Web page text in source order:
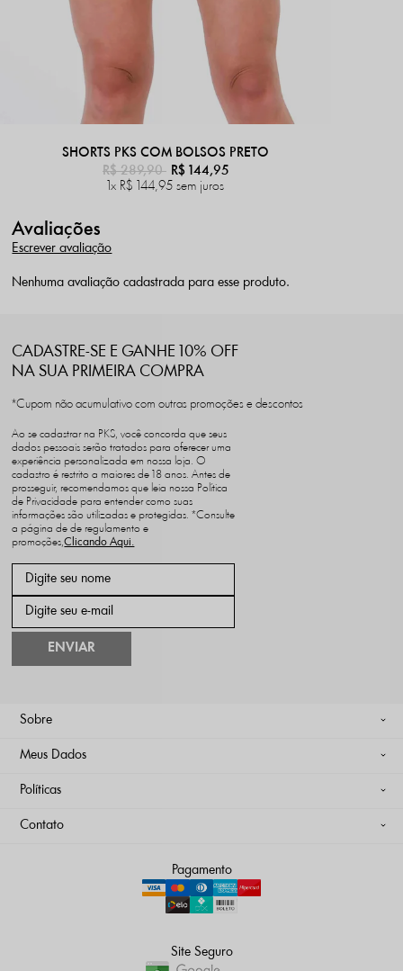
SHORTS PKS COM BOLSOS PRETO
R$ 289,90 R$ 144,95
1x R$ 144,95 sem juros
Avaliações
Escrever avaliação
Nenhuma avaliação cadastrada para esse produto.
CADASTRE-SE E GANHE 10% OFF
NA SUA PRIMEIRA COMPRA
*Cupom não acumulativo com outras promoções e descontos
ENVIAR
Ao se cadastrar na PKS, você concorda que seus
dados pessoais serão tratados para oferecer uma
experiência personalizada em nossa loja. O
cadastro é restrito a maiores de 18 anos. Antes de
prosseguir, recomendamos que leia nossa Política
de Privacidade para entender como suas
informações são utilizadas e protegidas. *Consulte
a página de de regulamento e
promoções,
Sobre
Meus Dados
Políticas
Contato
Pagamento
Site Seguro